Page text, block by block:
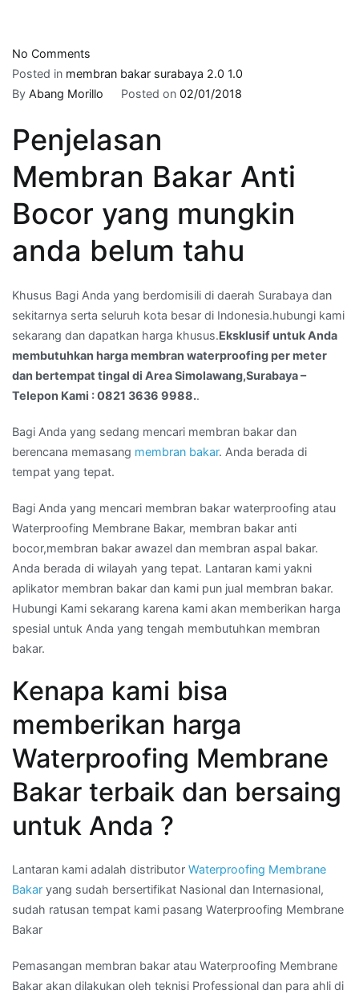
No Comments
Eksklusif
untuk
membutuhkan
harga
membran
per
meter
dan
tingal
di
Area
Simolawang,Surabaya
–
Telepon
:
0821
3636
Posted in membran bakar surabaya 2.0 1.0
By Abang Morillo Posted on 02/01/2018
Penjelasan
Membran Bakar Anti
Bocor yang mungkin
anda belum tahu
Khusus Bagi Anda yang berdomisili di daerah Surabaya dan
sekitarnya serta seluruh kota besar di Indonesia.hubungi kami
sekarang dan dapatkan harga khusus.Eksklusif untuk Anda
membutuhkan harga membran waterproofing per meter
dan bertempat tingal di Area Simolawang,Surabaya –
Telepon Kami : 0821 3636 9988..
Bagi Anda yang sedang mencari membran bakar dan
berencana memasang membran bakar. Anda berada di
tempat yang tepat.
Bagi Anda yang mencari membran bakar waterproofing atau
Waterproofing Membrane Bakar, membran bakar anti
bocor,membran bakar awazel dan membran aspal bakar.
Anda berada di wilayah yang tepat. Lantaran kami yakni
aplikator membran bakar dan kami pun jual membran bakar.
Hubungi Kami sekarang karena kami akan memberikan harga
spesial untuk Anda yang tengah membutuhkan membran
bakar.
Kenapa kami bisa
memberikan harga
Waterproofing Membrane
Bakar terbaik dan bersaing
untuk Anda ?
Lantaran kami adalah distributor Waterproofing Membrane
Bakar yang sudah bersertifikat Nasional dan Internasional,
sudah ratusan tempat kami pasang Waterproofing Membrane
Bakar
Pemasangan membran bakar atau Waterproofing Membrane
Bakar akan dilakukan oleh teknisi Professional dan para ahli di